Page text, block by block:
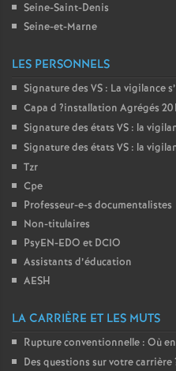
Seine-Saint-Denis
Seine-et-Marne
LES PERSONNELS
Signature des VS : La vigilance
Capa d ?installation Agrégés
Signature des états VS : la
Signature des états VS : la
Tzr
Cpe
Professeur-e-s documentalistes
Non-titulaires
PsyEN-EDO et DCIO
Assistants d’éducation
AESH
LA CARRIÈRE ET LES MUTS
Rupture conventionnelle : Où
Des questions sur votre carrière